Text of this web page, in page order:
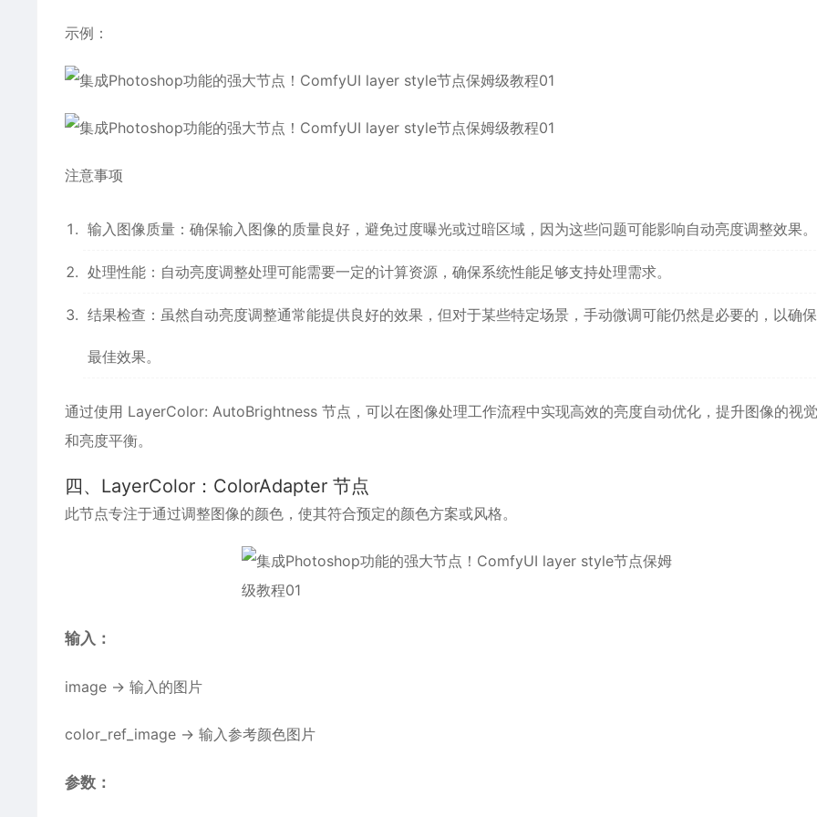
示例：
注意事项
输入图像质量：确保输入图像的质量良好，避免过度曝光或过暗区域，因为这些问题可能影响自动亮度调整效果。
处理性能：自动亮度调整处理可能需要一定的计算资源，确保系统性能足够支持处理需求。
结果检查：虽然自动亮度调整通常能提供良好的效果，但对于某些特定场景，手动微调可能仍然是必要的，以确
最佳效果。
通过使用 LayerColor: AutoBrightness 节点，可以在图像处理工作流程中实现高效的亮度自动优化，提升图像的视
和亮度平衡。
四、LayerColor：ColorAdapter 节点
此节点专注于通过调整图像的颜色，使其符合预定的颜色方案或风格。
输入：
image → 输入的图片
color_ref_image → 输入参考颜色图片
参数：